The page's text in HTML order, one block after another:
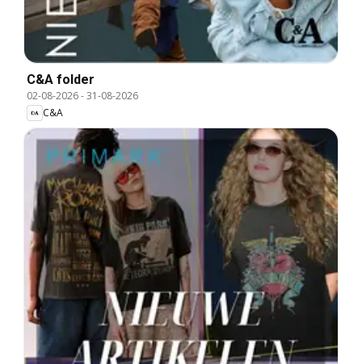
C&A folder
02-08-2026-31-08-2026
C&A